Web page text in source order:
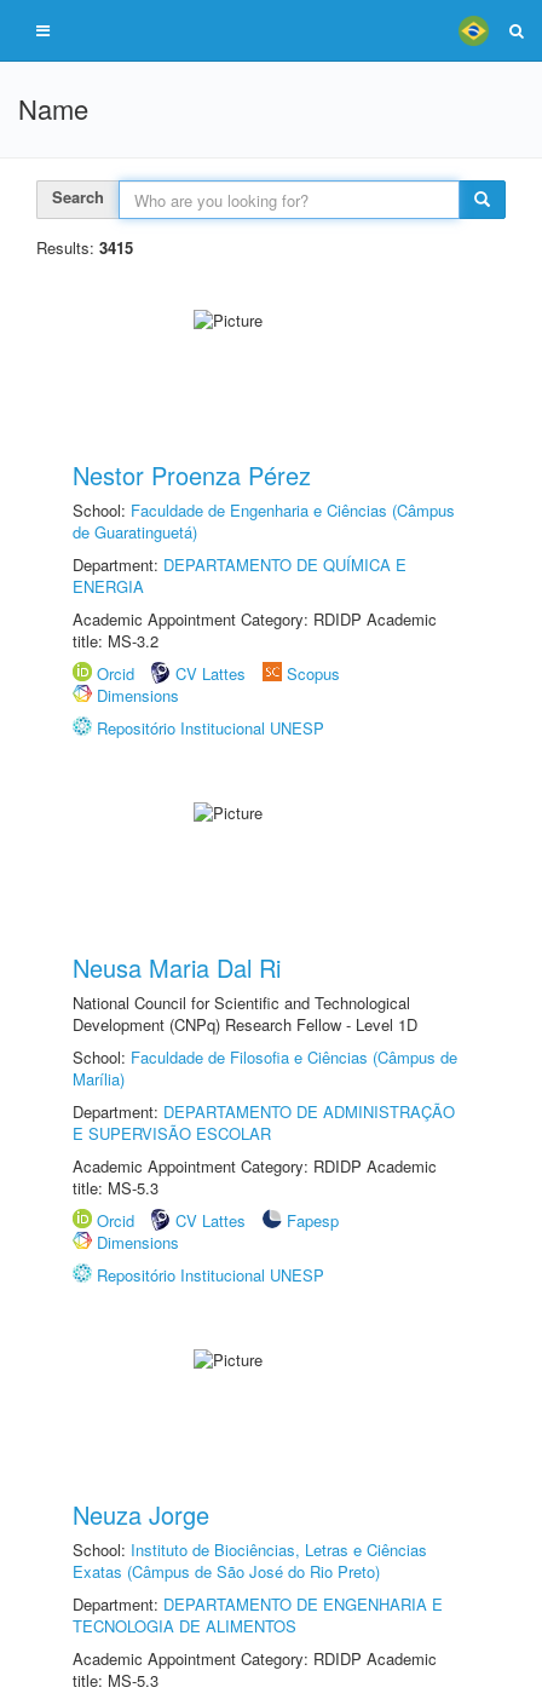
Name
Search
Results: 3415
Nestor Proenza Pérez
School: Faculdade de Engenharia e Ciências (Câmpus
de Guaratinguetá)
Department: DEPARTAMENTO DE QUÍMICA E
ENERGIA
Academic Appointment Category: RDIDP Academic
title: MS-3.2
Orcid
CV Lattes
Scopus
Dimensions
Repositório Institucional UNESP
Neusa Maria Dal Ri
National Council for Scientific and Technological
Development (CNPq) Research Fellow - Level 1D
School: Faculdade de Filosofia e Ciências (Câmpus de
Marília)
Department: DEPARTAMENTO DE ADMINISTRAÇÃO
E SUPERVISÃO ESCOLAR
Academic Appointment Category: RDIDP Academic
title: MS-5.3
Orcid
CV Lattes
Fapesp
Dimensions
Repositório Institucional UNESP
Neuza Jorge
School: Instituto de Biociências, Letras e Ciências
Exatas (Câmpus de São José do Rio Preto)
Department: DEPARTAMENTO DE ENGENHARIA E
TECNOLOGIA DE ALIMENTOS
Academic Appointment Category: RDIDP Academic
title: MS-5.3